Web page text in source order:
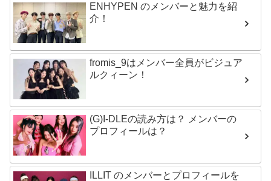
ENHYPEN のメンバーと魅力を紹
介！
fromis_9はメンバー全員がビジュア
ルクィーン！
(G)I-DLEの読み方は？ メンバーの
プロフィールは？
ILLIT のメンバーとプロフィールを